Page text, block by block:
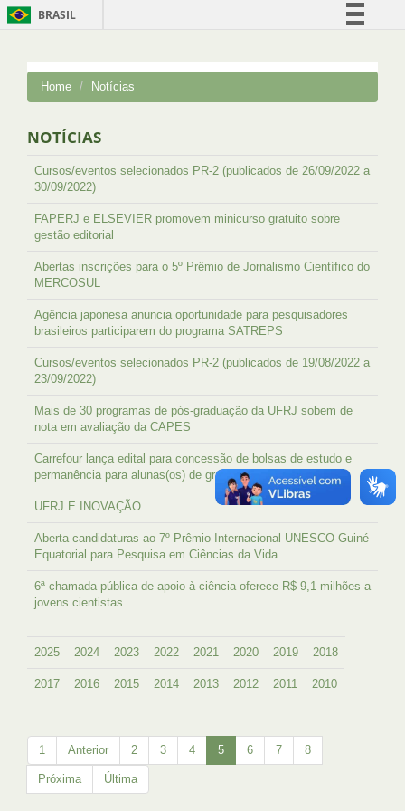
BRASIL
Comunica BR
Canais
Home Notícias
NOTÍCIAS
Cursos/eventos selecionados PR-2 (publicados de 26/09/2022 a
30/09/2022)
FAPERJ e ELSEVIER promovem minicurso gratuito sobre
gestão editorial
Abertas inscrições para o 5º Prêmio de Jornalismo Científico do
MERCOSUL
Agência japonesa anuncia oportunidade para pesquisadores
brasileiros participarem do programa SATREPS
Cursos/eventos selecionados PR-2 (publicados de 19/08/2022 a
23/09/2022)
Mais de 30 programas de pós-graduação da UFRJ sobem de
nota em avaliação da CAPES
Carrefour lança edital para concessão de bolsas de estudo e
permanência para alunas(os) de graduação e pós-graduação
UFRJ E INOVAÇÃO
Aberta candidaturas ao 7º Prêmio Internacional UNESCO-Guiné
Equatorial para Pesquisa em Ciências da Vida
6ª chamada pública de apoio à ciência oferece R$ 9,1 milhões a
jovens cientistas
2025 2024 2023 2022 2021 2020 2019 2018
2017 2016 2015 2014 2013 2012 2011 2010
1 Anterior 2 3 4 5 6 7 8
Próxima Última